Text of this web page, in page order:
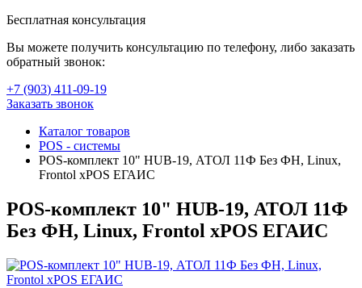
Бесплатная консультация
Вы можете получить консультацию по телефону, либо заказать
обратный звонок:
+7 (903) 411-09-19
Заказать звонок
Каталог товаров
POS - системы
POS-комплект 10" HUB-19, АТОЛ 11Ф Без ФН, Linux,
Frontol xPOS ЕГАИС
POS-комплект 10" HUB-19, АТОЛ 11Ф
Без ФН, Linux, Frontol xPOS ЕГАИС